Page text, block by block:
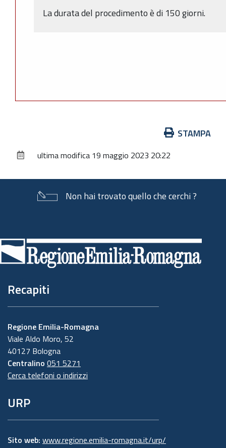
La durata del procedimento è di 150 giorni.
documento
STAMPA
ultima modifica 19 maggio 2023 20:22
Non hai trovato quello che cerchi ?
di
pagina
Recapiti
Regione Emilia-Romagna
Viale Aldo Moro, 52
40127 Bologna
Centralino 051 5271
Cerca telefoni o indirizzi
URP
Sito web: www.regione.emilia-romagna.it/urp/